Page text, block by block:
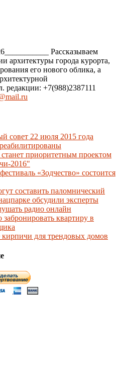
Рассказываем
архитектуры города курорта,
его нового облика, а
редакции: +7(988)2387111
совет 22 июля 2015 года
станет приоритетным проектом
2016"
«Зодчество» состоится
составить паломнический
обсудили эксперты
радио онлайн
квартиру в
для трендовых домов